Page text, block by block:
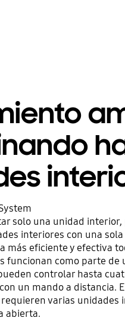
solo una unidad interior,
interiores con una
más eficiente y efectiva
funcionan como parte de
controlar hasta
un mando a distancia.
varias unidades
abierta.